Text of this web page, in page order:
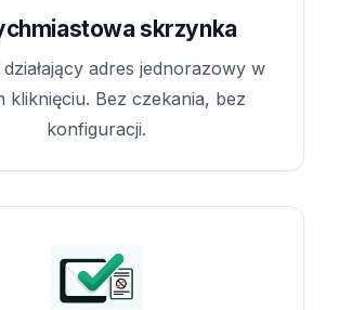
skrzynka
adres jednorazowy w
kliknięciu. Bez czekania, bez
konfiguracji.